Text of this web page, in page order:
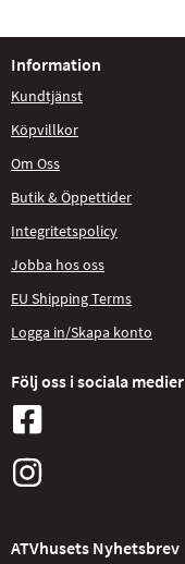
Information
Kundtjänst
Köpvillkor
Om Oss
Butik & Öppettider
Integritetspolicy
Jobba hos oss
EU Shipping Terms
Logga in/Skapa konto
Följ oss i sociala medier
ATVhusets Nyhetsbrev